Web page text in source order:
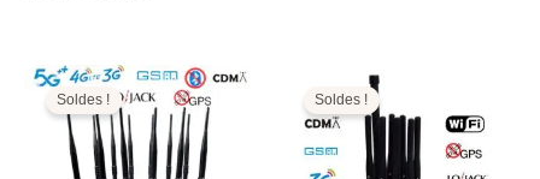
Soldes !
Plage
de
prix :
679,99€
à
699,99€
Soldes !
initial
était :
599,00€.
est :
269,99€.